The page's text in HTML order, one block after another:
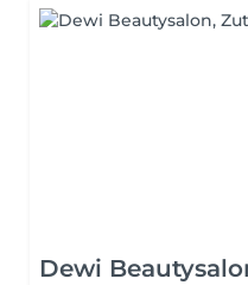
Dewi